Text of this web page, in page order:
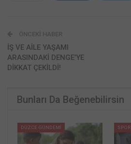
ÖNCEKI HABER
İŞ VE AİLE YAŞAMI
ARASINDAKİ DENGE’YE
DİKKAT ÇEKİLDİ!
Bunları Da Beğenebilirsin
DÜZCE GÜNDEMİ SPOR